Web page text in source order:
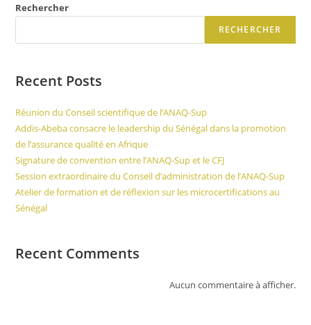
Rechercher
RECHERCHER
Recent Posts
Réunion du Conseil scientifique de l’ANAQ-Sup
Addis-Abeba consacre le leadership du Sénégal dans la promotion
de l’assurance qualité en Afrique
Signature de convention entre l’ANAQ-Sup et le CFJ
Session extraordinaire du Conseil d’administration de l’ANAQ-Sup
Atelier de formation et de réflexion sur les microcertifications au
Sénégal
Recent Comments
Aucun commentaire à afficher.